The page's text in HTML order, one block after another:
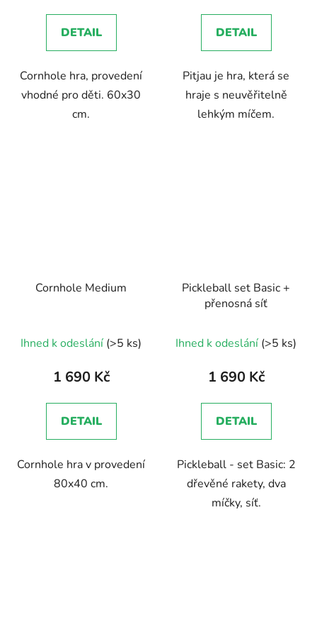
5,0
z
hvězdiček.
DETAIL
Cornhole hra, provedení
vhodné pro děti. 60x30
cm.
DETAIL
Pitjau je hra, která se
hraje s neuvěřitelně
lehkým míčem.
Cornhole Medium
hodnocení
produktu
4,0
z
hvězdiček.
Ihned k odeslání (>5 ks)
1 690 Kč
DETAIL
Cornhole hra v provedení
80x40 cm.
Pickleball set Basic +
přenosná síť
Ihned k odeslání (>5 ks)
1 690 Kč
DETAIL
Pickleball - set Basic: 2
dřevěné rakety, dva
míčky, síť.